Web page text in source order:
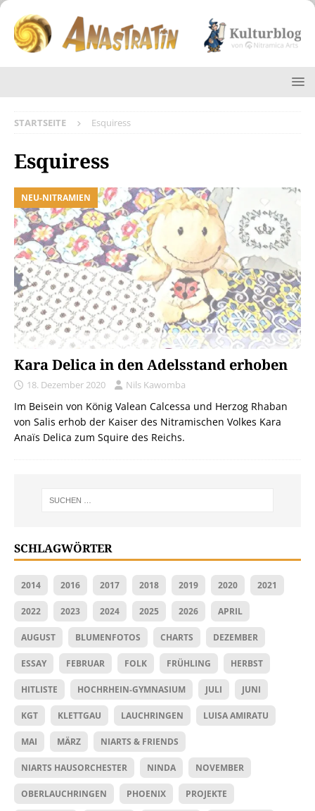
STARTSEITE Esquiress
Esquiress
NEU-NITRAMIEN
Kara Delica in den Adelsstand erhoben
18. Dezember 2020 Nils Kawomba
Im Beisein von König Valean Calcessa und Herzog Rhaban
von Salis erhob der Kaiser des Nitramischen Volkes Kara
Anaïs Delica zum Squire des Reichs.
SCHLAGWÖRTER
2014 2016 2017 2018 2019 2020 2021
2022 2023 2024 2025 2026 APRIL
AUGUST BLUMENFOTOS CHARTS DEZEMBER
ESSAY FEBRUAR FOLK FRÜHLING HERBST
HITLISTE HOCHRHEIN-GYMNASIUM JULI JUNI
KGT KLETTGAU LAUCHRINGEN LUISA AMIRATU
MAI MÄRZ NIARTS & FRIENDS
NIARTS HAUSORCHESTER NINDA NOVEMBER
OBERLAUCHRINGEN PHOENIX PROJEKTE